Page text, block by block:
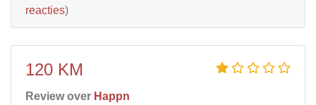
reacties)
120 KM
Review over Happn